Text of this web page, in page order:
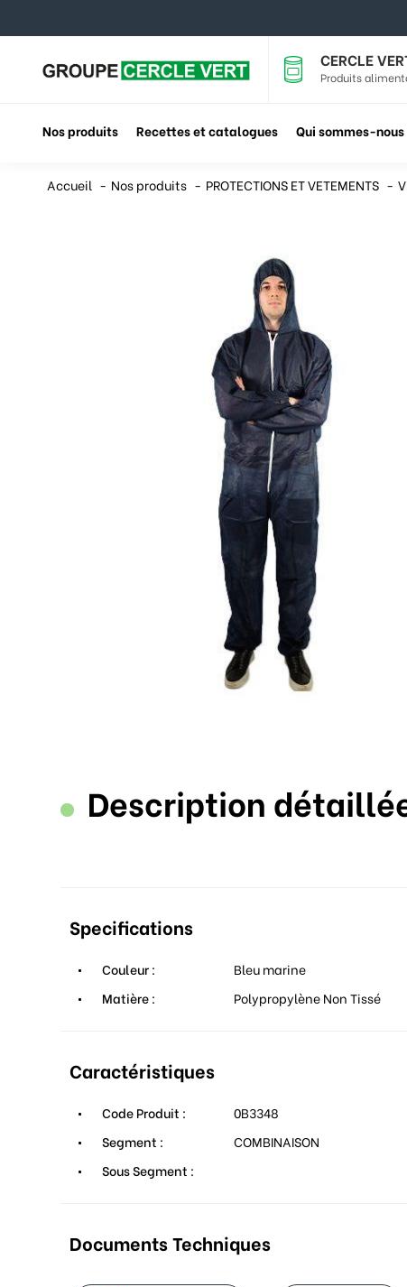
CERCLE
Produits
Nos produits Recettes et catalogues Qui sommes-nous
Accueil Nos produits PROTECTIONS ET VETEMENTS
Description
Specifications
Couleur :
Bleu marine
Matière :
Polypropylène Non Tissé
Caractéristiques
Code Produit :
0B3348
Segment :
COMBINAISON
Sous Segment :
Documents Techniques